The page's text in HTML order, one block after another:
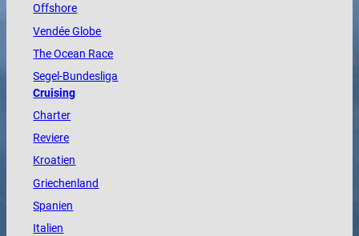
Offshore
VendéeGlobe
TheOcean Race
Segel-Bundesliga
Cruising
Charter
Reviere
Kroatien
Griechenland
Spanien
Italien